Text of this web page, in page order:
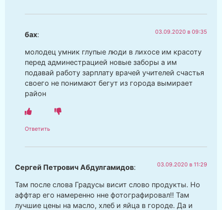
бах: 03.09.2020 в 09:35
молодец умник глупые люди в лихосе им красоту
перед админестрацией новые заборы а им
подавай работу зарплату врачей учителей счастья
своего не понимают бегут из города вымирает
район
Ответить
Сергей Петрович Абдулгамидов: 03.09.2020 в 11:29
Там после слова Градусы висит слово продукты. Но
аффтар его намеренно нне фотографировал!! Там
лучшие цены на масло, хлеб и яйца в городе. Да и